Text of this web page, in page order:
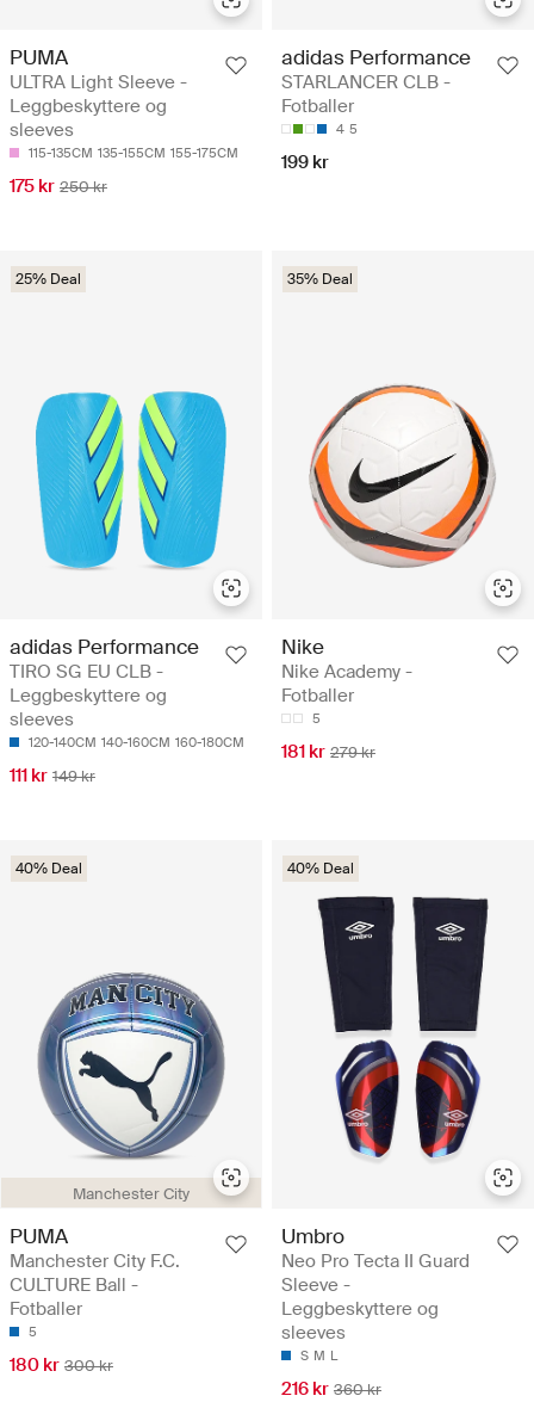
PUMA
ULTRA Light Sleeve -
Leggbeskyttere og
sleeves
115-135CM 135-155CM 155-175CM
175 kr 250 kr
adidas Performance
STARLANCER CLB -
Fotballer
4 5
199 kr
25% Deal
adidas Performance
TIRO SG EU CLB -
Leggbeskyttere og
sleeves
120-140CM 140-160CM 160-180CM
111 kr 149 kr
35% Deal
Nike
Nike Academy -
Fotballer
5
181 kr 279 kr
Manchester City
40% Deal
PUMA
Manchester City F.C.
CULTURE Ball -
Fotballer
5
180 kr 300 kr
40% Deal
Umbro
Neo Pro Tecta II Guard
Sleeve -
Leggbeskyttere og
sleeves
S M L
216 kr 360 kr